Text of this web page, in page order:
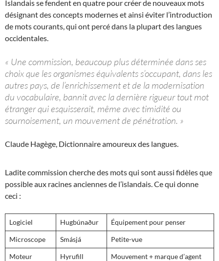
Islandais se fendent en quatre pour créer de nouveaux mots
désignant des concepts modernes et ainsi éviter l’introduction
de mots courants, qui ont percé dans la plupart des langues
occidentales.
« Une commission, beaucoup plus déterminée dans ses
choix que les organismes équivalents s’occupant, dans les
autres pays, de l’enrichissement et de la modernisation
du vocabulaire, bannit avec la dernière rigueur tout mot
étranger qui esquisserait, même avec timidité ou
sournoisement, un mouvement de pénétration. »
Claude Hagège, Dictionnaire amoureux des langues.
Ladite commission cherche des mots qui sont aussi fidèles que
possible aux racines anciennes de l’islandais. Ce qui donne
ceci :
Logiciel Hugbúnaður Équipement pour penser
Microscope Smásjá Petite-vue
Moteur Hyrufill Mouvement + marque d’agent